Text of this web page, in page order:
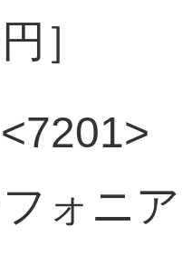
］
フォニ